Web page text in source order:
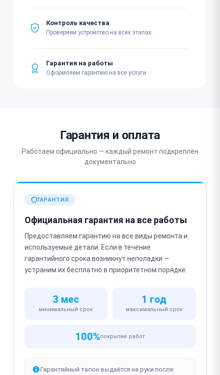
Контроль качества
Проверяем устройство на всех этапах.
Гарантия на работы
Оформляем гарантию на все услуги.
Гарантия и оплата
Работаем официально — каждый ремонт подкреплён
документально
ГАРАНТИЯ
Официальная гарантия на все работы
Предоставляем гарантию на все виды ремонта и
используемые детали. Если в течение
гарантийного срока возникнут неполадки —
устраним их бесплатно в приоритетном порядке.
3 мес
минимальный срок
1 год
максимальный срок
100%покрытие работ
Гарантийный талон выдаётся на руки после